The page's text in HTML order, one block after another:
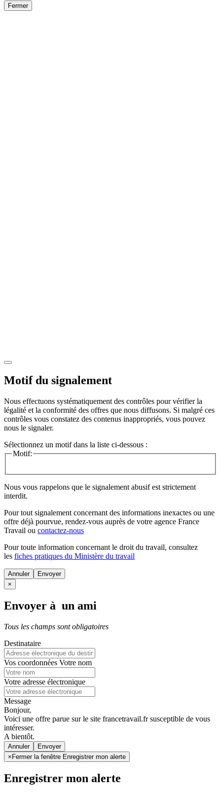
Fermer
Motif du signalement
Nous effectuons systématiquement des contrôles pour vérifier la
légalité et la conformité des offres que nous diffusons. Si malgré ces
contrôles vous constatez des contenus inappropriés, vous pouvez
nous le signaler.
Sélectionnez un motif dans la liste ci-dessous :
Motif:
Nous vous rappelons que le signalement abusif est strictement
interdit.
Pour tout signalement concernant des informations inexactes ou une
offre déjà pourvue, rendez-vous auprès de votre agence France
Travail ou contactez-nous
Pour toute information concernant le droit du travail, consultez
les fiches pratiques du Ministère du travail
Annuler
×
Envoyer à un ami
Tous les champs sont obligatoires
Destinataire
Vos coordonnées Votre nom
Votre adresse électronique
Message
Bonjour,
Voici une offre parue sur le site francetravail.fr susceptible de vous
intéresser.
A bientôt.
Annuler
× Fermer la fenêtre Enregistrer mon alerte
Enregistrer mon alerte